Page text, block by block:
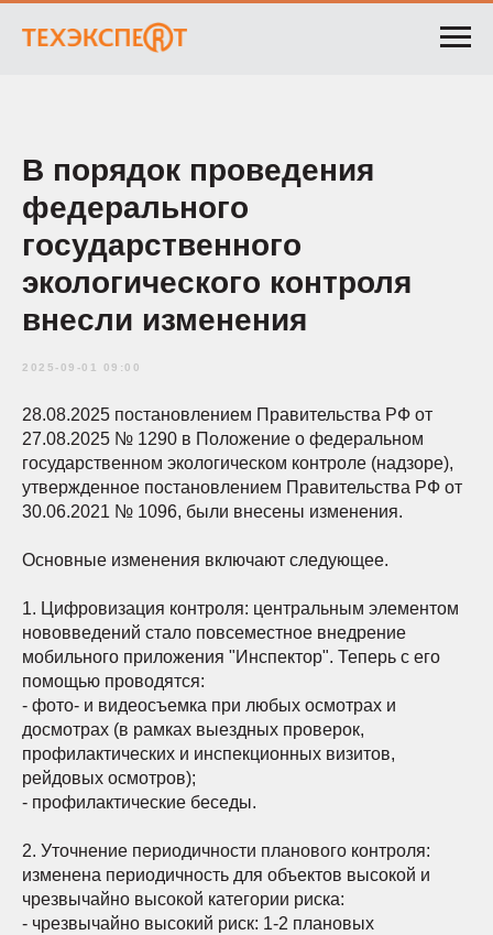
В порядок проведения
федерального
государственного
экологического контроля
внесли изменения
2025-09-01 09:00
28.08.2025 постановлением Правительства РФ от
27.08.2025 № 1290 в Положение о федеральном
государственном экологическом контроле (надзоре),
утвержденное постановлением Правительства РФ от
30.06.2021 № 1096, были внесены изменения.
Основные изменения включают следующее.
1. Цифровизация контроля: центральным элементом
нововведений стало повсеместное внедрение
мобильного приложения "Инспектор". Теперь с его
помощью проводятся:
- фото- и видеосъемка при любых осмотрах и
досмотрах (в рамках выездных проверок,
профилактических и инспекционных визитов,
рейдовых осмотров);
- профилактические беседы.
2. Уточнение периодичности планового контроля:
изменена периодичность для объектов высокой и
чрезвычайно высокой категории риска:
- чрезвычайно высокий риск: 1-2 плановых